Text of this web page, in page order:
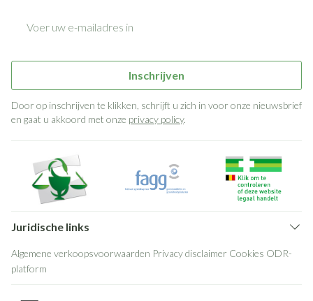
Inschrijven
Door op inschrijven te klikken, schrijft u zich in voor onze nieuwsbrief
en gaat u akkoord met onze privacy policy.
Juridische links
Algemene verkoopsvoorwaarden Privacy disclaimer Cookies ODR-
platform